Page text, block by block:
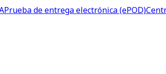
Prueba de entrega electrónica (ePOD)